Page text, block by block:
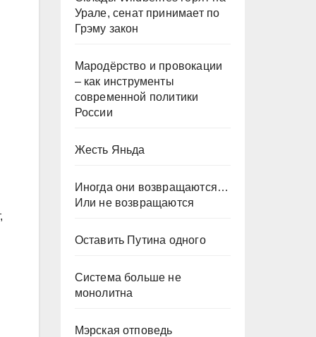
Урале, сенат принимает по
Грэму закон
Мародёрство и провокации
– как инструменты
современной политики
России
Жесть Яньда
Иногда они возвращаются…
Или не возвращаются
Оставить Путина одного
Система больше не
монолитна
Мэрская отповедь